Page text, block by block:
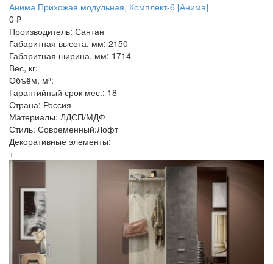
Анима Прихожая модульная, Комплект-6 [Анима]
0 ₽
Производитель: Сантан
Габаритная высота, мм: 2150
Габаритная ширина, мм: 1714
Вес, кг:
Объём, м³:
Гарантийный срок мес.: 18
Страна: Россия
Материалы: ЛДСП/МДФ
Стиль: Современный:Лофт
Декоративные элементы:
+